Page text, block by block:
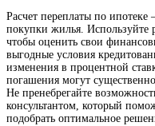
Расчет переплаты по
покупки жилья. Используйте
чтобы оценить свои
выгодные условия
изменения в процентной
погашения могут
Не пренебрегайте
консультантом, который
подобрать оптимальное